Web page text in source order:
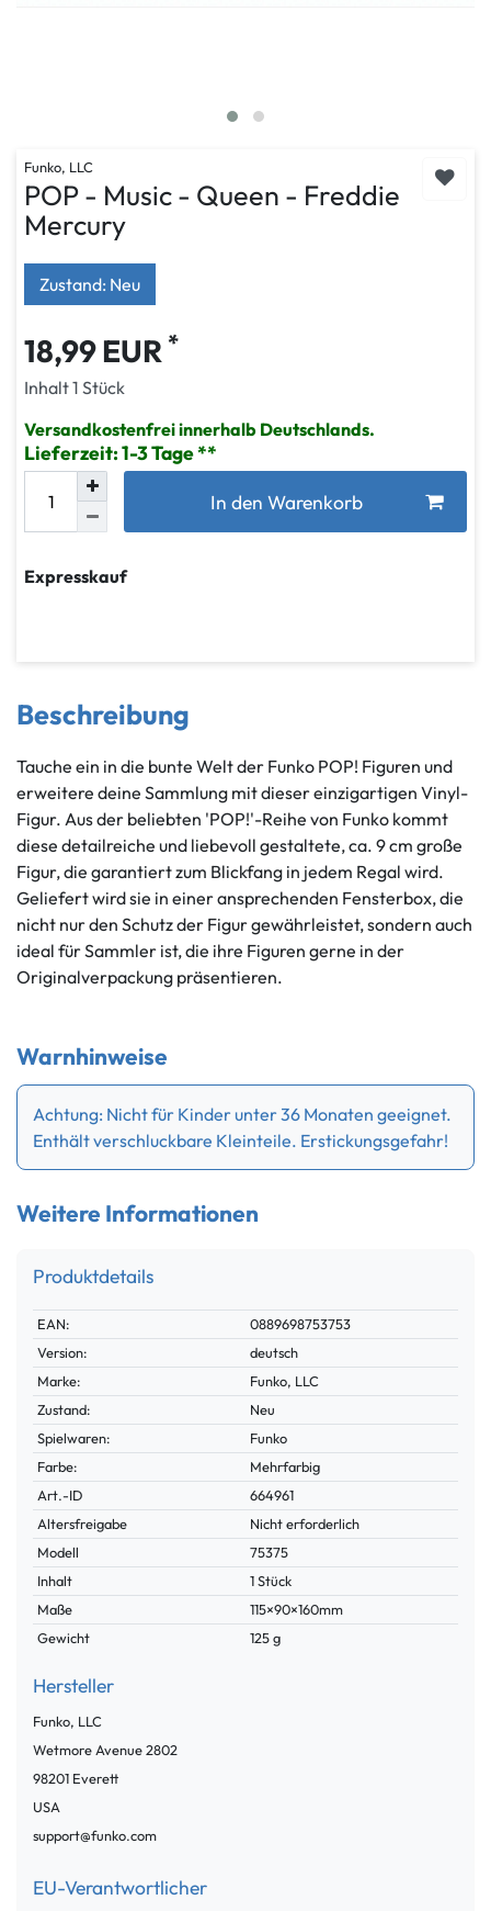
Funko, LLC
POP - Music - Queen - Freddie
Mercury
Zustand: Neu
18,99 EUR *
Inhalt1 Stück
Versandkostenfrei innerhalb Deutschlands.
Lieferzeit: 1-3 Tage
In den Warenkorb
Expresskauf
Beschreibung
Tauche ein in die bunte Welt der Funko POP! Figuren und
erweitere deine Sammlung mit dieser einzigartigen Vinyl-
Figur. Aus der beliebten 'POP!'-Reihe von Funko kommt
diese detailreiche und liebevoll gestaltete, ca. 9 cm große
Figur, die garantiert zum Blickfang in jedem Regal wird.
Geliefert wird sie in einer ansprechenden Fensterbox, die
nicht nur den Schutz der Figur gewährleistet, sondern auch
ideal für Sammler ist, die ihre Figuren gerne in der
Originalverpackung präsentieren.
Warnhinweise
Achtung: Nicht für Kinder unter 36 Monaten geeignet.
Enthält verschluckbare Kleinteile. Erstickungsgefahr!
Weitere Informationen
Produktdetails
Technisches
Merkmal
Wert
EAN:
0889698753753
Version:
deutsch
Marke:
Funko, LLC
Zustand:
Neu
Spielwaren:
Funko
Farbe:
Mehrfarbig
Technisches
Merkmal
Wert
Art.-ID
664961
Altersfreigabe
Nicht erforderlich
Modell
75375
Inhalt
1 Stück
Maße
115×90×160mm
Gewicht
125 g
Hersteller
Funko, LLC
Wetmore Avenue2802
98201 Everett
USA
support@funko.com
EU-Verantwortlicher